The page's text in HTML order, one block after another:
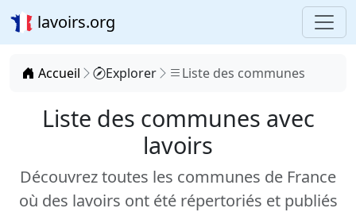
lavoirs.org
Accueil Explorer Liste des communes
Liste des communes avec
lavoirs
Découvrez toutes les communes de France
où des lavoirs ont été répertoriés et publiés